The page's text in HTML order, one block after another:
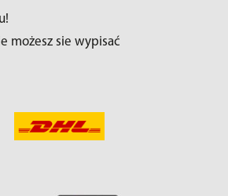
możesz sie wypisać